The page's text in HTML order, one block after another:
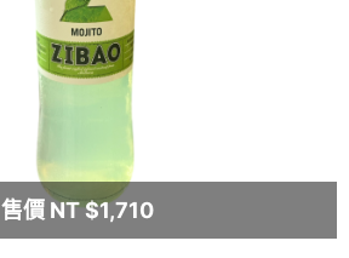
售價 NT $1,710